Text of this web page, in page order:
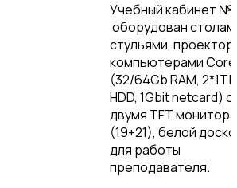
Учебный кабинет №
оборудован
стульями,
компьютерами Core
(32/64Gb RAM, 2*1Tb
HDD, 1Gbit netcard) с
двумя TFT
(19+21), белой
для работы
преподавателя.